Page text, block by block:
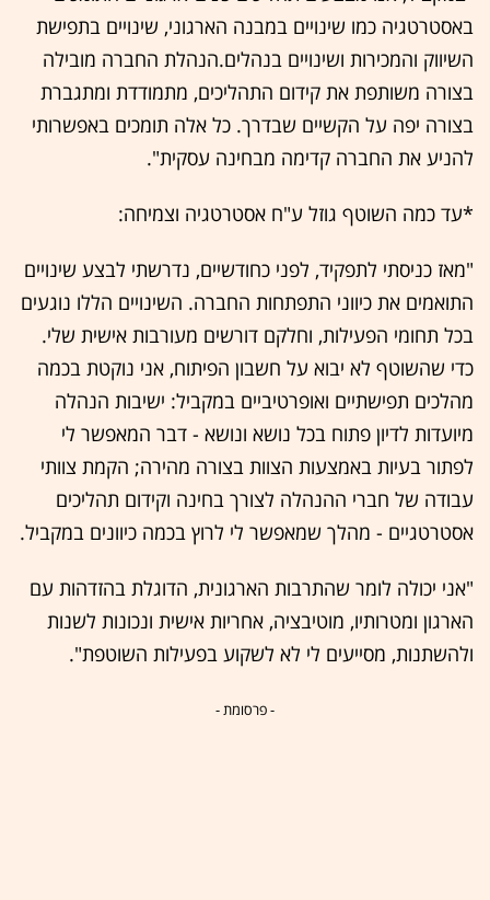
באסטרטגיה כמו שינויים במבנה הארגוני, שינויים בתפישת
השיווק והמכירות ושינויים בנהלים.הנהלת החברה מובילה
בצורה משותפת את קידום התהליכים, מתמודדת ומתגברת
בצורה יפה על הקשיים שבדרך. כל אלה תומכים באפשרותי
להניע את החברה קדימה מבחינה עסקית".
*עד כמה השוטף גוזל ע"ח אסטרטגיה וצמיחה:
"מאז כניסתי לתפקיד, לפני כחודשיים, נדרשתי לבצע שינויים
התואמים את כיווני התפתחות החברה. השינויים הללו נוגעים
בכל תחומי הפעילות, וחלקם דורשים מעורבות אישית שלי.
כדי שהשוטף לא יבוא על חשבון הפיתוח, אני נוקטת בכמה
מהלכים תפישתיים ואופרטיביים במקביל: ישיבות הנהלה
מיועדות לדיון פתוח בכל נושא ונושא - דבר המאפשר לי
לפתור בעיות באמצעות הצוות בצורה מהירה; הקמת צוותי
עבודה של חברי ההנהלה לצורך בחינה וקידום תהליכים
אסטרטגיים - מהלך שמאפשר לי לרוץ בכמה כיוונים במקביל.
"אני יכולה לומר שהתרבות הארגונית, הדוגלת בהזדהות עם
הארגון ומטרותיו, מוטיבציה, אחריות אישית ונכונות לשנות
ולהשתנות, מסייעים לי לא לשקוע בפעילות השוטפת".
- פרסומת -